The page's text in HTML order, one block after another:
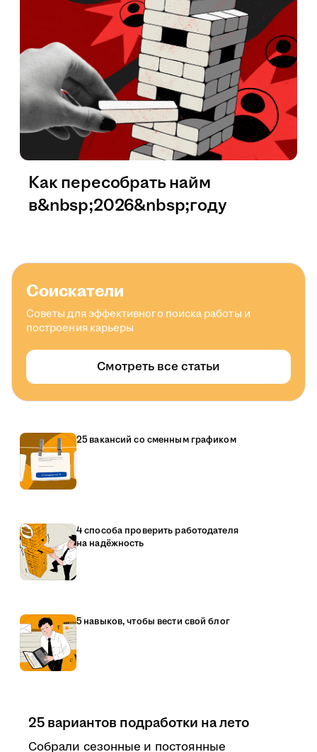
Как пересобрать найм
в&nbsp;2026&nbsp;году
Соискатели
Советы для эффективного поиска работы и
построения карьеры
Смотреть все статьи
25 вакансий со сменным графиком
4 способа проверить работодателя
на надёжность
5 навыков, чтобы вести свой блог
25 вариантов подработки на лето
Собрали сезонные и постоянные